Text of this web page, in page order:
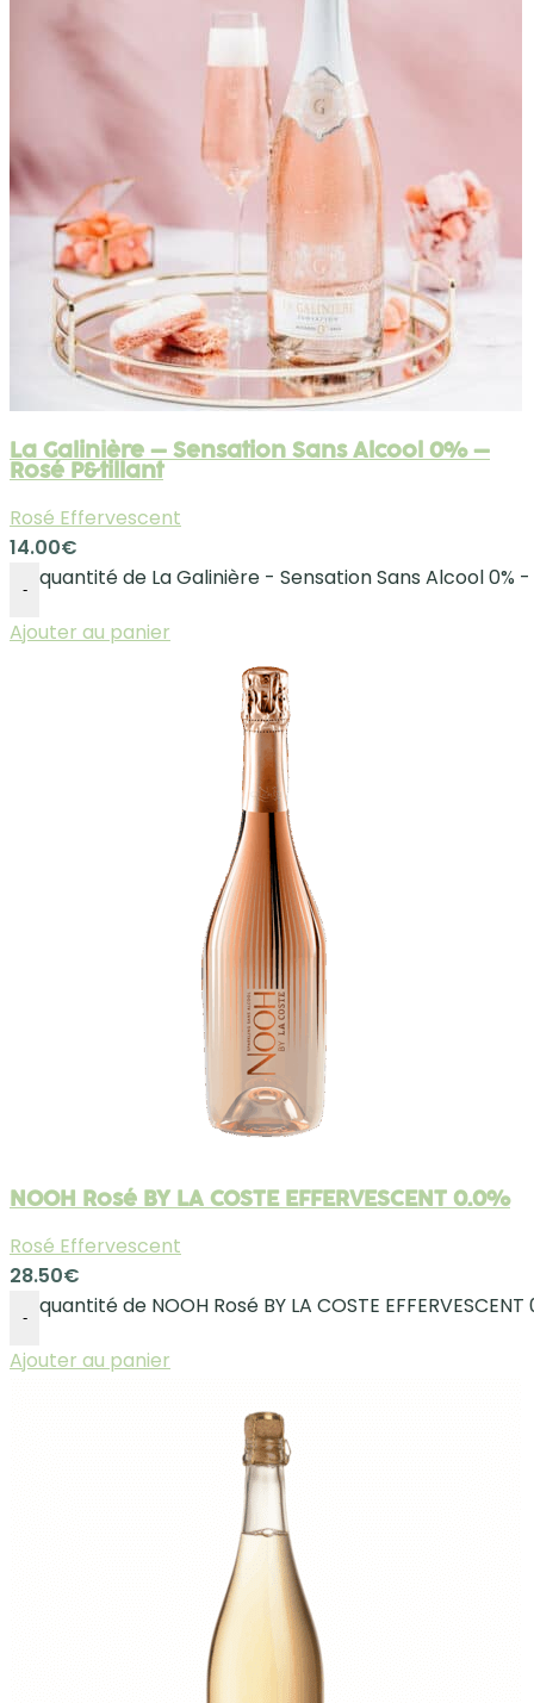
La Galinière – Sensation Sans Alcool 0% –
Rosé P&tillant
Rosé Effervescent
14.00€
-
quantité de La Galinière - Sensation Sans Alcool 0%
Ajouter au panier
NOOH Rosé BY LA COSTE EFFERVESCENT 0.0%
Rosé Effervescent
28.50€
-
quantité de NOOH Rosé BY LA COSTE EFFERVESCENT
Ajouter au panier